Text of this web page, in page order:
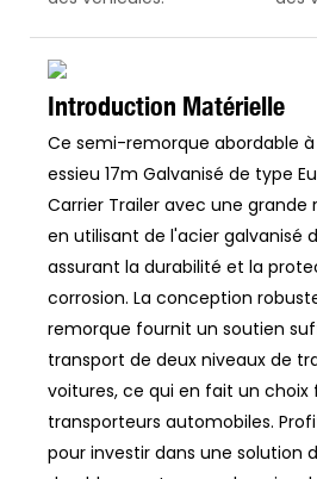
Introduction Matérielle
Ce semi-remorque abordable
essieu 17m Galvanisé de type
Carrier Trailer avec une
en utilisant de l'acier galvanisé
assurant la durabilité et la
corrosion. La conception
remorque fournit un soutien
transport de deux niveaux de
voitures, ce qui en fait un choix
transporteurs automobiles.
pour investir dans une solution